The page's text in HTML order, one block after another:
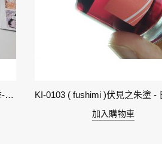
1-立春 Beginning of Spring IWI -春季-24節氣色澤鋼筆墨水
加入購物車